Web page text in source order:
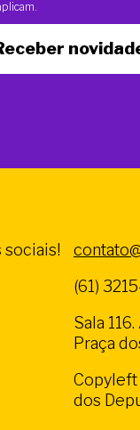
sociais!
(61)
Sala
Praça
Copyleft
dos